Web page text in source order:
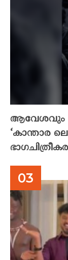
ആവേശവും
‘കാന്താര